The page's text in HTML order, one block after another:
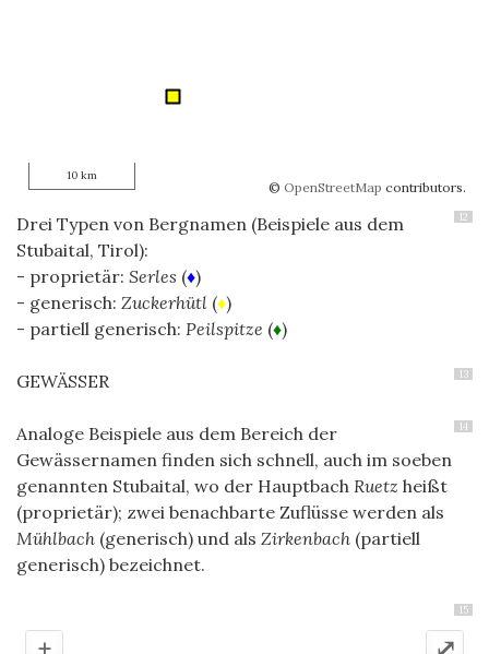
© OpenStreetMap contributors.
10 km
12
Drei Typen von Bergnamen (Beispiele aus dem
Stubaital, Tirol):
- proprietär: Serles (♦)
- generisch: Zuckerhütl (♦)
- partiell generisch: Peilspitze (♦)
13
GEWÄSSER
14
Analoge Beispiele aus dem Bereich der
Gewässernamen finden sich schnell, auch im soeben
genannten Stubaital, wo der Hauptbach Ruetz heißt
(proprietär); zwei benachbarte Zuflüsse werden als
Mühlbach (generisch) und als Zirkenbach (partiell
generisch) bezeichnet.
15